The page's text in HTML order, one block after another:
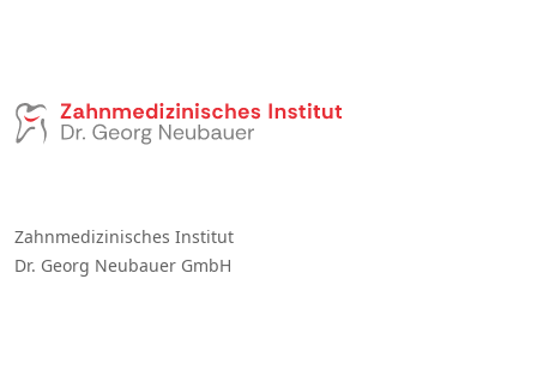
Zahnmedizinisches Institut
Dr. Georg Neubauer GmbH